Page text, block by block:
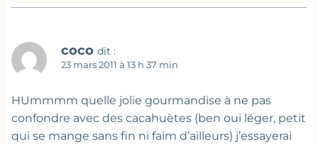
coco dit :
23 mars 2011 à 13 h 37 min
HUmmmm quelle jolie gourmandise à ne pas
confondre avec des cacahuètes (ben oui léger, petit
qui se mange sans fin ni faim d’ailleurs) j’essayerai